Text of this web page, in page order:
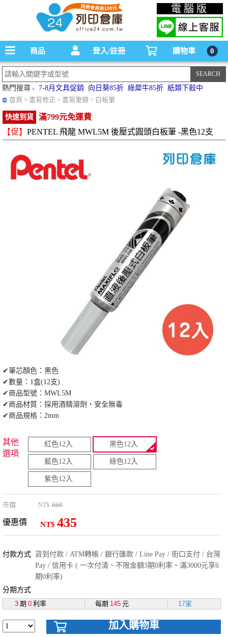
碳粉匣，墨水匣,原廠碳粉匣，副廠碳粉匣，環保碳粉匣,連續供墨印表機-office24列印
倉庫線上購物手機版
電腦版
商品 登入/註冊 購物車 0
熱門搜尋 7-8月文具促銷 向日葵85折 綠犀牛85折 紙類下殺中
首頁 > 書寫修正 > 書寫筆類 > 白板筆
快速到貨
滿799元免運費
【促】 PENTEL 飛龍 MWL5M 後壓式圓頭白板筆 -黑色12支
✔筆芯顏色：黑色
✔數量：1盒(12支)
✔商品型號：MWL5M
✔商品材質：採用酒精溶劑，安全無毒
✔商品規格：2mm
其他
選項
紅色12入 黑色12入
藍色12入 綠色12入
紫色12入
市價 NT$ 660
優惠價 NT$ 435
付款方式 貨到付款 / ATM轉帳 / 銀行匯款 / Line Pay / 街口支付 / 台灣
Pay / 信用卡 ( 一次付清、不限金額3期0利率、滿3000元享6
期0利率)
分期方式
3 期 0 利率 每期 145 元 17家
加入購物車